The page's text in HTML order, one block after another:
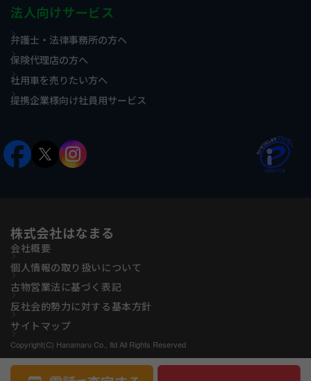
法人向けサービス
弁護士・法律事務所の方へ
保険代理店の方へ
社用車を売りたい方へ
提携企業様向け社員用サービス
株式会社はなまる
会社概要
個人情報の取り扱いについて
古物営業法に基づく表記
反社会的勢力に対する基本方針
サイトマップ
Copyright(C) Hanamaru Co., ltd All Rights Reserved